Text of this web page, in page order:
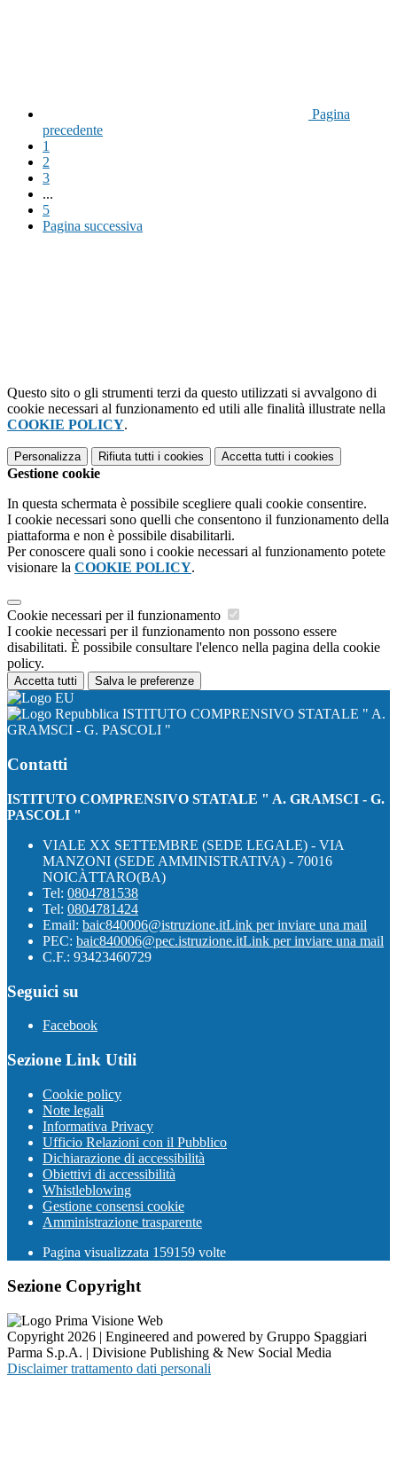
Pagina
precedente
1
2
3
...
5
Pagina successiva
Questo sito o gli strumenti terzi da questo utilizzati si avvalgono di
cookie necessari al funzionamento ed utili alle finalità illustrate nella
COOKIE POLICY.
Personalizza Rifiuta tutti i cookies Accetta tutti i cookies
Gestione cookie
In questa schermata è possibile scegliere quali cookie consentire.
I cookie necessari sono quelli che consentono il funzionamento della
piattaforma e non è possibile disabilitarli.
Per conoscere quali sono i cookie necessari al funzionamento potete
visionare la COOKIE POLICY.
Cookie necessari per il funzionamento
I cookie necessari per il funzionamento non possono essere
disabilitati. È possibile consultare l'elenco nella pagina della cookie
policy.
Accetta tutti Salva le preferenze
ISTITUTO COMPRENSIVO STATALE " A.
GRAMSCI - G. PASCOLI "
Contatti
ISTITUTO COMPRENSIVO STATALE " A. GRAMSCI - G.
PASCOLI "
VIALE XX SETTEMBRE (SEDE LEGALE) - VIA
MANZONI (SEDE AMMINISTRATIVA) - 70016
NOICÀTTARO(BA)
Tel: 0804781538
Tel: 0804781424
Email: baic840006@istruzione.itLink per inviare una mail
PEC: baic840006@pec.istruzione.itLink per inviare una mail
C.F.: 93423460729
Seguici su
Facebook
Sezione Link Utili
Cookie policy
Note legali
Informativa Privacy
Ufficio Relazioni con il Pubblico
Dichiarazione di accessibilità
Obiettivi di accessibilità
Whistleblowing
Gestione consensi cookie
Amministrazione trasparente
Pagina visualizzata 159159 volte
Sezione Copyright
Copyright 2026 | Engineered and powered by Gruppo Spaggiari
Parma S.p.A. | Divisione Publishing & New Social Media
Disclaimer trattamento dati personali